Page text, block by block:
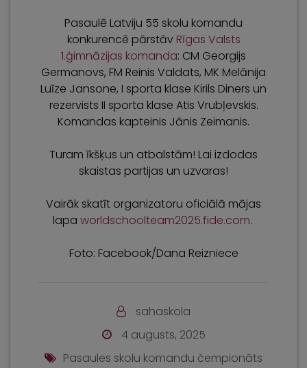
Pasaulē Latviju 55 skolu komandu
konkurencē pārstāv Rīgas Valsts
1.ģimnāzijas komanda: CM Georgijs
Germanovs, FM Reinis Valdats, MK Melānija
Luīze Jansone, I sporta klase Kirils Diners un
rezervists II sporta klase Atis Vrubļevskis.
Komandas kapteinis Jānis Zeimanis.
Turam īkšķus un atbalstām! Lai izdodas
skaistas partijas un uzvaras!
Vairāk skatīt organizatoru oficiālā mājas
lapa worldschoolteam2025.fide.com.
Foto: Facebook/Dana Reizniece
sahaskola
4 augusts, 2025
Pasaules skolu komandu čempionāts